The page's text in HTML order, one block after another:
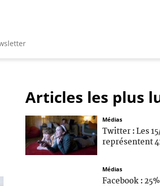
Articles les plus
Médias
Twitter : Les
représentent
Médias
Facebook :